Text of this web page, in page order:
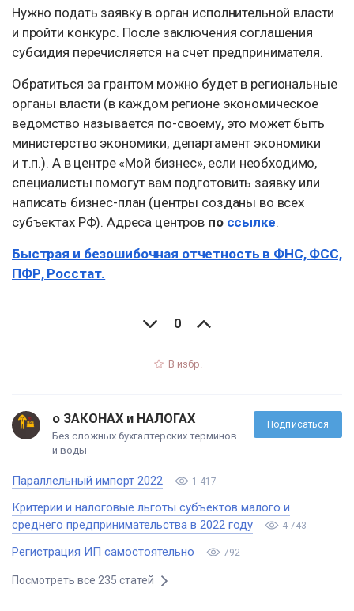
Нужно подать заявку в орган исполнительной власти
и пройти конкурс. После заключения соглашения
субсидия перечисляется на счет предпринимателя.
Обратиться за грантом можно будет в региональные
органы власти (в каждом регионе экономическое
ведомство называется по-своему, это может быть
министерство экономики, департамент экономики
и т.п.). А в центре «Мой бизнес», если необходимо,
специалисты помогут вам подготовить заявку или
написать бизнес-план (центры созданы во всех
субъектах РФ). Адреса центров по ссылке.
Быстрая и безошибочная отчетность в ФНС, ФСС,
ПФР, Росстат.
0
В избр.
Подписаться
о ЗАКОНАХ и НАЛОГАХ
Без сложных бухгалтерских терминов
и воды
Параллельный импорт 2022 1 417
Критерии и налоговые льготы субъектов малого и
среднего предпринимательства в 2022 году
4 743
Регистрация ИП самостоятельно 792
Посмотреть все 235 статей